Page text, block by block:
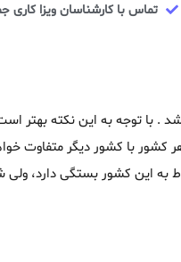
تماس با کارشناسان ویزا کاری
. با توجه به این نکته بهتر
با کشور دیگر متفاوت
این کشور بستگی دارد، ولی